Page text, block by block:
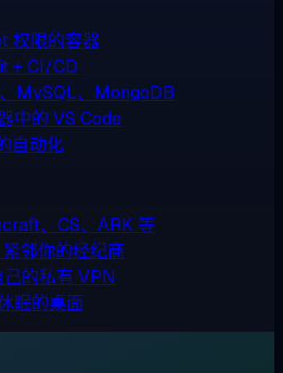
权限的容器
+ CI/CD
MySQL、MongoDB
中的 VS Code
自动化
、CS、ARK 等
邻你的经纪商
的私有 VPN
眠的桌面